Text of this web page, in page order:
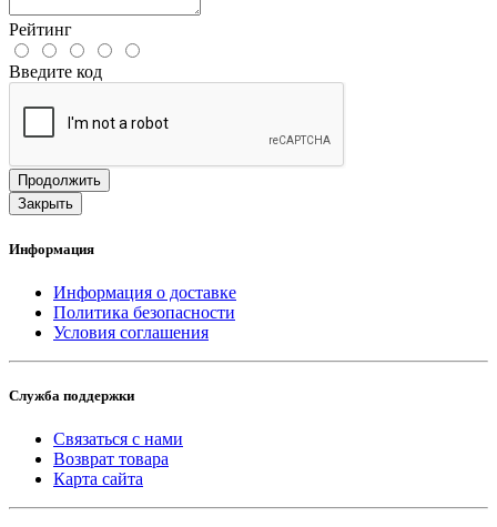
Рейтинг
Введите код
Продолжить
Закрыть
Информация
Информация о доставке
Политика безопасности
Условия соглашения
Служба поддержки
Связаться с нами
Возврат товара
Карта сайта